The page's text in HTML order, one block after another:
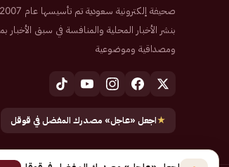
بنشر الأخبار المحلية والمنافسة في سبق الأخبار
ومصداقية وموضوعية
★اجعل «عاجل» مصدرك المفضل في قوقل